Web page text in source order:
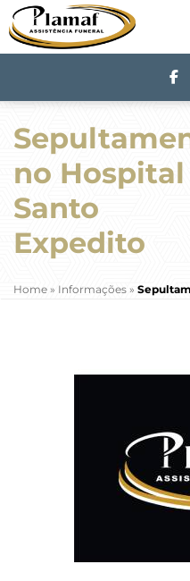
no Hospital
Santo
Expedito
Home » Informações »